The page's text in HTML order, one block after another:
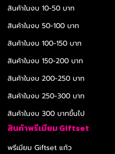
สินค้าในงบ 10-50 บาท
สินค้าในงบ 50-100 บาท
สินค้าในงบ 100-150 บาท
สินค้าในงบ 150-200 บาท
สินค้าในงบ 200-250 บาท
สินค้าในงบ 250-300 บาท
สินค้าในงบ 300 บาทขึ้นไป
สินค้าพรีเมียม Giftset
พรีเมียม Giftset แก้ว